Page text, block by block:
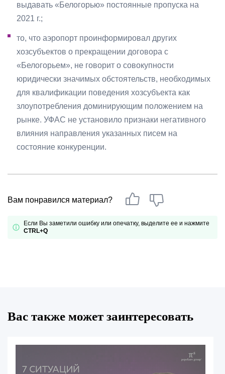
выдавать «Белогорью» постоянные пропуска на
2021 г.;
то, что аэропорт проинформировал других
хозсубъектов о прекращении договора с
«Белогорьем», не говорит о совокупности
юридически значимых обстоятельств, необходимых
для квалификации поведения хозсубъекта как
злоупотребления доминирующим положением на
рынке. УФАС не установило признаки негативного
влияния направления указанных писем на
состояние конкуренции.
Вам понравился материал?
Если Вы заметили ошибку или опечатку, выделите ее и нажмите
CTRL+Q
Вас также может заинтересовать